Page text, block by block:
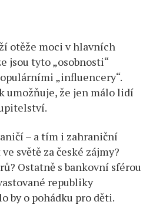
otěže moci v hlavních
jsou tyto „osobnosti“
„influencery“.
umožňuje, že jen málo lidí
– a tím i zahraniční
světě za české zájmy?
Ostatně s bankovní sférou
republiky
by o pohádku pro děti.